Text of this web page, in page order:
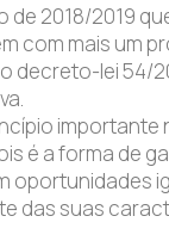
de 2018/2019
com mais um
decreto-lei 54/
importante
é a forma de
oportunidades
das suas